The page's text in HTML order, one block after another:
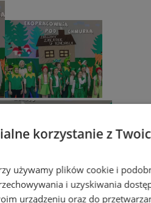
korzystanie z
używamy plików cookie i
i uzyskiwania
urządzeniu oraz do